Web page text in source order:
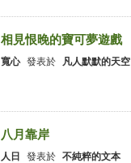
相見恨晚的寶可夢遊戲
寬心 發表於 凡人默默的天空
八月靠岸
人日 發表於 不純粹的文本